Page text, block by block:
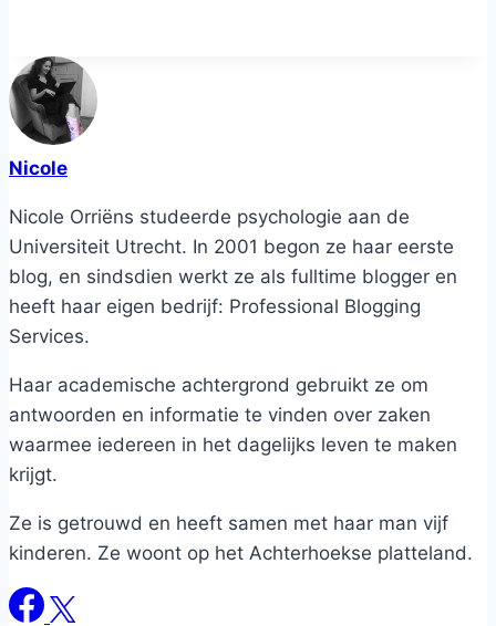
Nicole
Nicole Orriëns studeerde psychologie aan de
Universiteit Utrecht. In 2001 begon ze haar eerste
blog, en sindsdien werkt ze als fulltime blogger en
heeft haar eigen bedrijf: Professional Blogging
Services.
Haar academische achtergrond gebruikt ze om
antwoorden en informatie te vinden over zaken
waarmee iedereen in het dagelijks leven te maken
krijgt.
Ze is getrouwd en heeft samen met haar man vijf
kinderen. Ze woont op het Achterhoekse platteland.